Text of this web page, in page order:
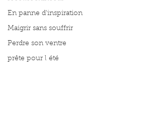
En panne d'inspiration
Maigrir sans souffrir
Perdre son ventre
prête pour l été